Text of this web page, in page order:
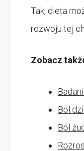
Tak, dieta
rozwoju tej
Zobacz
Ból
Ból